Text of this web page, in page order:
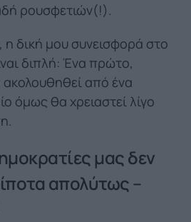
ρουσφετιών(!).
δική μου συνεισφορά στο
διπλή: Ένα πρώτο,
από ένα
όμως θα χρειαστεί λίγο
μας δεν
απολύτως –